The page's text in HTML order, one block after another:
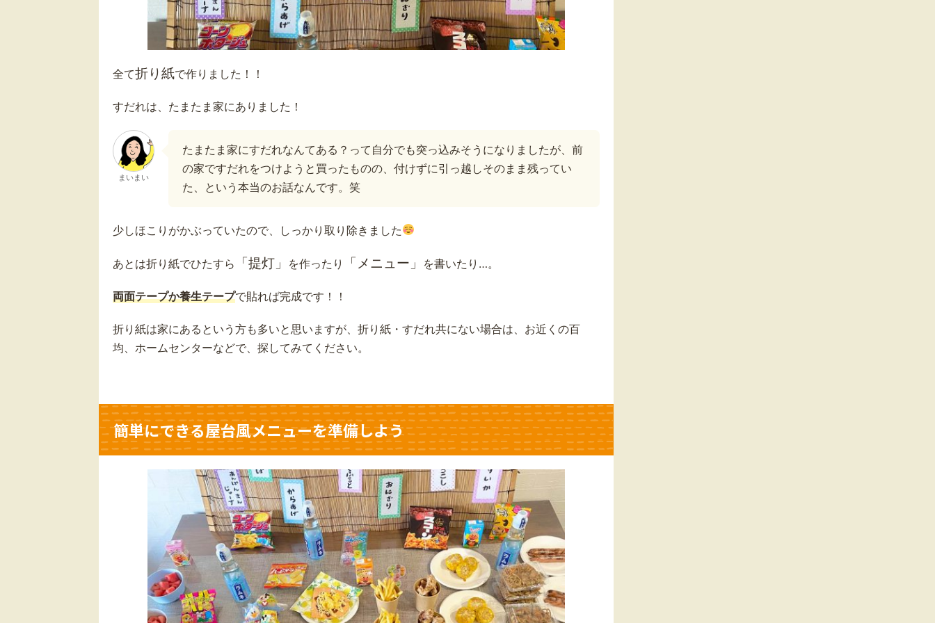
全て折り紙で作りました！！
すだれは、たまたま家にありました！
まいまい
たまたま家にすだれなんてある？って自分でも突っ込みそうになりましたが、前
の家ですだれをつけようと買ったものの、付けずに引っ越しそのまま残ってい
た、という本当のお話なんです。笑
少しほこりがかぶっていたので、しっかり取り除きました
あとは折り紙でひたすら 「提灯」 を作ったり 「メニュー」 を書いたり…。
両面テープか養生テープで貼れば完成です！！
折り紙は家にあるという方も多いと思いますが、折り紙・すだれ共にない場合は、お近くの百
均、ホームセンターなどで、探してみてください。
簡単にできる屋台風メニューを準備しよう